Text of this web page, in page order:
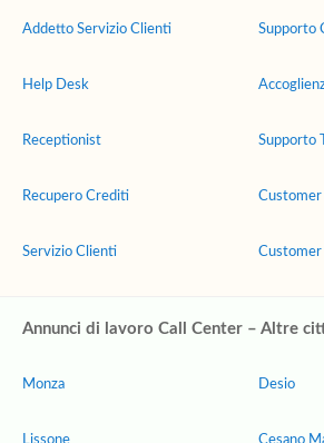
Addetto Servizio Clienti
Help Desk
Receptionist
Recupero Crediti
Servizio Clienti
Supporto
Supporto
Customer
Customer
Annunci di lavoro Call Center – Altre
Monza Desio